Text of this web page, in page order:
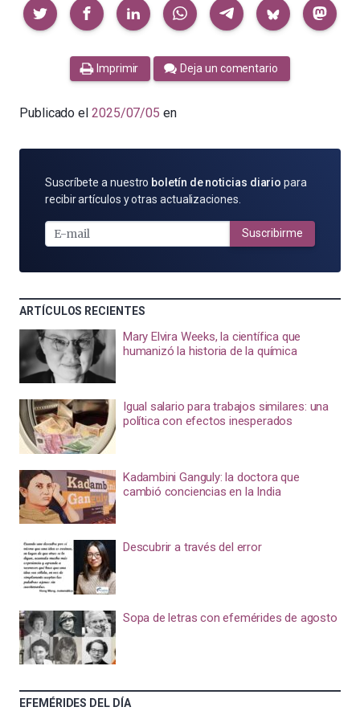
Compartir
Imprimir Deja un comentario
Publicado el 2025/07/05 en
SUSCRÍBETE
POR
MAIL
Suscríbete a nuestro boletín de noticias diario para
recibir artículos y otras actualizaciones.
Suscribirme
ARTÍCULOS RECIENTES
Mary Elvira Weeks, la científica que
humanizó la historia de la química
Igual salario para trabajos similares: una
política con efectos inesperados
Kadambini Ganguly: la doctora que
cambió conciencias en la India
Descubrir a través del error
Sopa de letras con efemérides de agosto
EFEMÉRIDES DEL DÍA